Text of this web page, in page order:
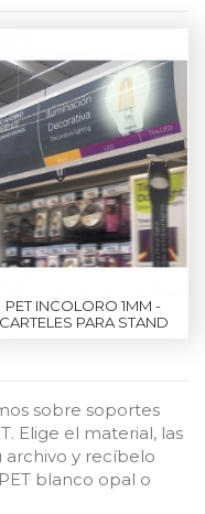
PET INCOLORO 1MM -
CARTELES PARA STAND
sobre soportes
Elige el material, las
archivo y recíbelo
PET blanco opal o